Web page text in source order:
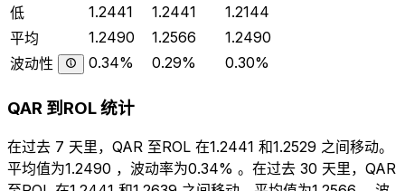
低
1.2441 1.2441
1.2144
平均
1.2490 1.2566
1.2490
波动性
0.34% 0.29% 0.30%
QAR 到ROL 统计
在过去 7 天里，QAR 至ROL 在1.2441 和1.2529 之间移动。
平均值为1.2490 ，波动率为0.34% 。在过去 30 天里，QAR